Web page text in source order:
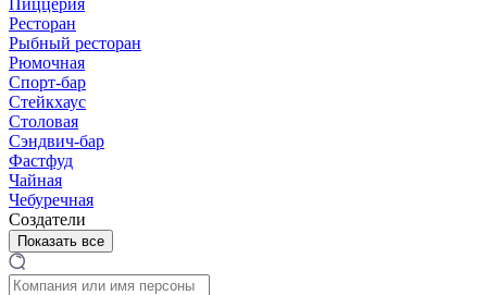
Ресторан
Рыбный ресторан
Рюмочная
Спорт-бар
Стейкхаус
Столовая
Сэндвич-бар
Фастфуд
Чайная
Чебуречная
Создатели
Показать все